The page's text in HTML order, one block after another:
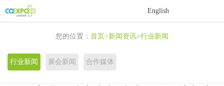
English
首
于
展
您的位置： 首页>新闻资讯>行业新闻
行业新闻 展会新闻 合作媒体